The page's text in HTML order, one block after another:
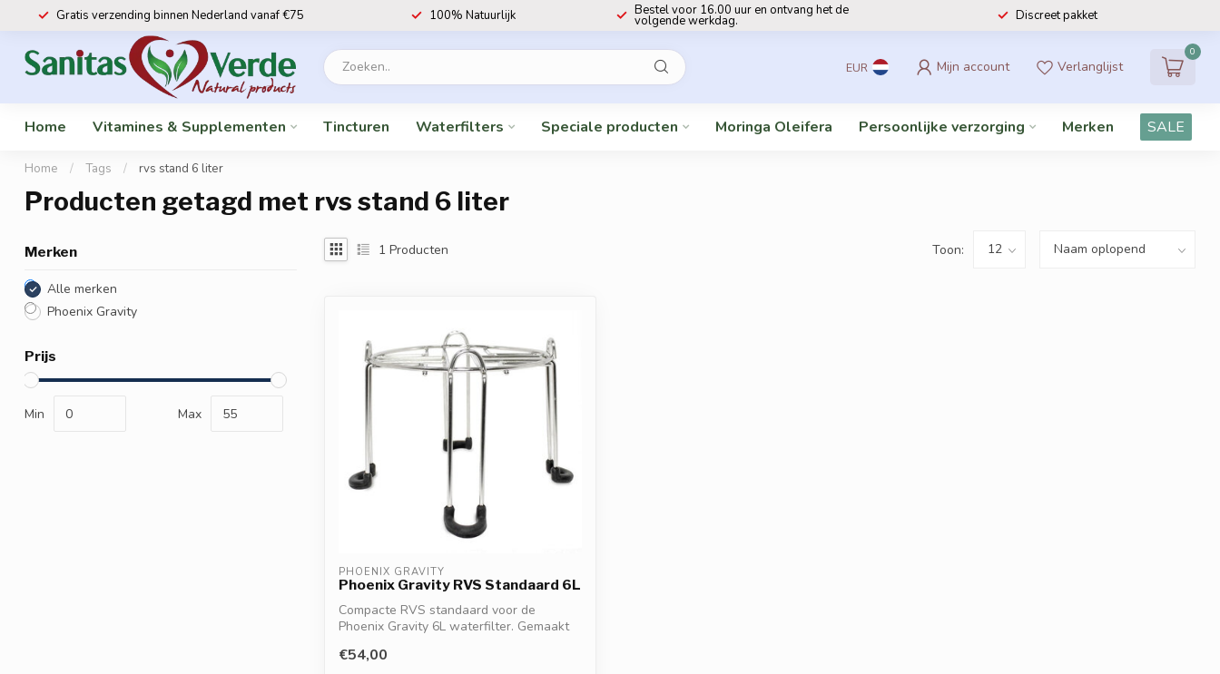
Gratis verzending binnen Nederland vanaf €75 100% Natuurlijk Bestel voor 16.00 uur en ontvang het de
volgende werkdag. Discreet pakket
EUR Mijn account Verlanglijst
0
Home Vitamines & Supplementen Tincturen Waterfilters Speciale producten Moringa Oleifera Persoonlijke verzorging Merken SALE
Home / Tags / rvs stand 6 liter
Producten getagd met rvs stand 6 liter
Merken
Alle merken
Phoenix Gravity
Prijs
Min Max
1 Producten Toon:
PHOENIX GRAVITY
Phoenix Gravity RVS Standaard 6L
Compacte RVS standaard voor de
Phoenix Gravity 6L waterfilter. Gemaakt
€54,00